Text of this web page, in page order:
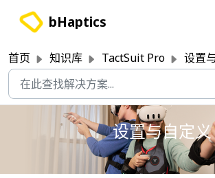
bHaptics
首页 知识库 TactSuit Pro 设置
设置与自定义